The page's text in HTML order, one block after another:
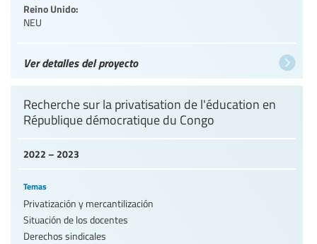
Reino Unido:
NEU
Ver detalles del proyecto
2022 – 2023
Recherche sur la privatisation de l'éducation en
République démocratique du Congo
Temas
Privatización y mercantilización
Situación de los docentes
Derechos sindicales